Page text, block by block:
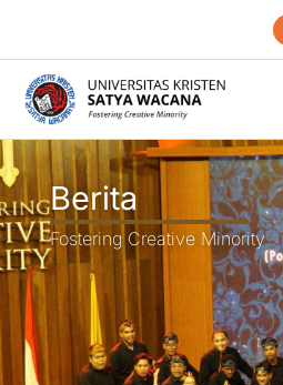
Berita
Fostering Creative Minority